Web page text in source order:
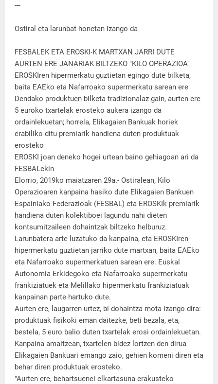
---
Ostiral eta larunbat honetan izango da
FESBALEK ETA EROSKI-K MARTXAN JARRI DUTE
AURTEN ERE JANARIAK BILTZEKO "KILO OPERAZIOA"
EROSKIren hipermerkatu guztietan egingo dute bilketa,
baita EAEko eta Nafarroako supermerkatu sarean ere
Dendako produktuen bilketa tradizionalaz gain, aurten ere
5 euroko txartelak erosteko aukera izango da
ordainlekuetan; horrela, Elikagaien Bankuak horiek
erabiliko ditu premiarik handiena duten produktuak
erosteko
EROSKI joan deneko hogei urtean baino gehiagoan ari da
FESBALekin
Elorrio, 2019ko maiatzaren 29a.- Ostiralean, Kilo
Operazioaren kanpaina hasiko dute Elikagaien Bankuen
Espainiako Federazioak (FESBAL) eta EROSKIk premiarik
handiena duten kolektiboei lagundu nahi dieten
kontsumitzaileen dohaintzak biltzeko helburuz.
Larunbatera arte luzatuko da kanpaina, eta EROSKIren
hipermerkatu guztietan jarriko dute martxan, baita EAEko
eta Nafarroako supermerkatuen sarean ere. Euskal
Autonomia Erkidegoko eta Nafarroako supermerkatu
frankiziatuek eta Melillako hipermerkatu frankiziatuak
kanpainan parte hartuko dute.
Aurten ere, laugarren urtez, bi dohaintza mota izango dira:
produktuak fisikoki eman daitezke, beti bezala, eta,
bestela, 5 euro balio duten txartelak erosi ordainlekuetan.
Kanpaina amaitzean, txartelen bidez lortzen den dirua
Elikagaien Bankuari emango zaio, gehien komeni diren eta
behar diren produktuak erosteko.
"Aurten ere, behartsuenei elkartasuna erakusteko